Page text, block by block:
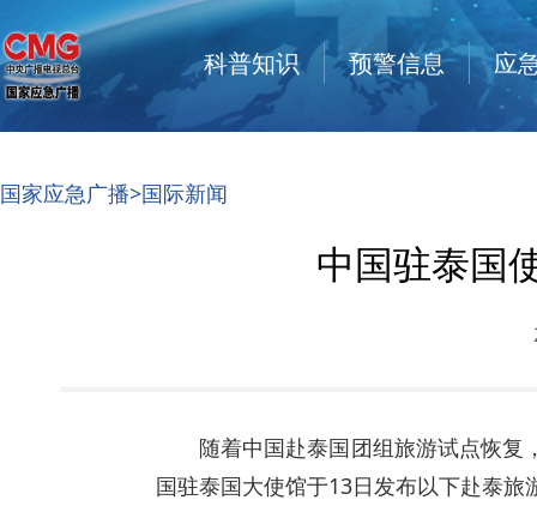
科普知识 预警信息 应
国家应急广播>国际新闻
中国驻泰国
随着中国赴泰国团组旅游试点恢
国驻泰国大使馆于13日发布以下赴泰旅